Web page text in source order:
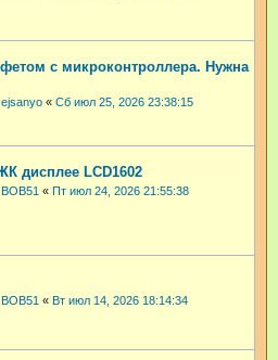
с микроконтроллера. Нужна
ejsanyo « Сб июл 25, 2026 23:38:15
дисплее LCD1602
BOB51 « Пт июл 24, 2026 21:55:38
BOB51 « Вт июл 14, 2026 18:14:34